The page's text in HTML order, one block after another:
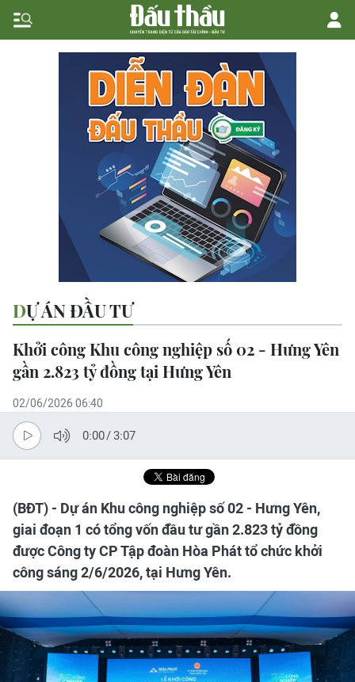
DỰ ÁN ĐẦU TƯ
Khởi công Khu công nghiệp số 02 - Hưng Yên
gần 2.823 tỷ đồng tại Hưng Yên
02/06/2026 06:40
0:00/3:07
(BĐT) - Dự án Khu công nghiệp số 02 - Hưng Yên,
giai đoạn 1 có tổng vốn đầu tư gần 2.823 tỷ đồng
được Công ty CP Tập đoàn Hòa Phát tổ chức khởi
công sáng 2/6/2026, tại Hưng Yên.